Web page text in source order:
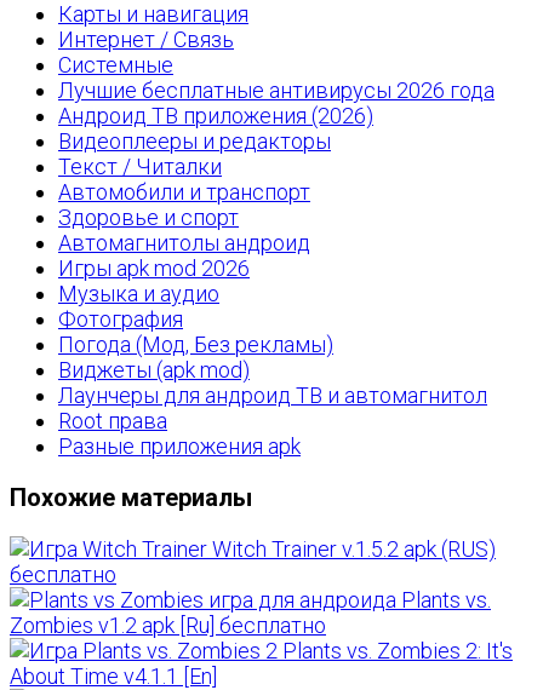
Карты и навигация
Интернет / Связь
Системные
Лучшие бесплатные антивирусы 2026 года
Андроид ТВ приложения (2026)
Видеоплееры и редакторы
Текст / Читалки
Автомобили и транспорт
Здоровье и спорт
Автомагнитолы андроид
Игры apk mod 2026
Музыка и аудио
Фотография
Погода (Мод, Без рекламы)
Виджеты (apk mod)
Лаунчеры для андроид ТВ и автомагнитол
Root права
Разные приложения apk
Похожие материалы
Witch Trainer v.1.5.2 apk (RUS)
бесплатно
Plants vs.
Zombies v1.2 apk [Ru] бесплатно
Plants vs. Zombies 2: It's
About Time v4.1.1 [En]